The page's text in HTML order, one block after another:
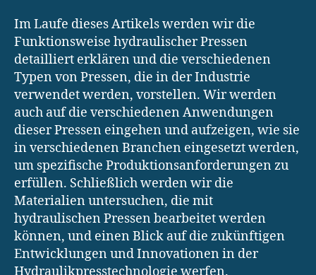
Im Laufe dieses Artikels werden wir die
Funktionsweise hydraulischer Pressen
detailliert erklären und die verschiedenen
Typen von Pressen, die in der Industrie
verwendet werden, vorstellen. Wir werden
auch auf die verschiedenen Anwendungen
dieser Pressen eingehen und aufzeigen, wie sie
in verschiedenen Branchen eingesetzt werden,
um spezifische Produktionsanforderungen zu
erfüllen. Schließlich werden wir die
Materialien untersuchen, die mit
hydraulischen Pressen bearbeitet werden
können, und einen Blick auf die zukünftigen
Entwicklungen und Innovationen in der